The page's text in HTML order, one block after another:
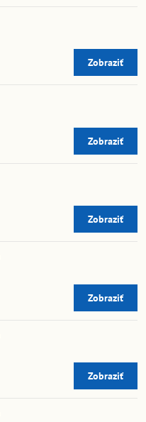
Zobraziť
Zobraziť
Zobraziť
Zobraziť
Zobraziť